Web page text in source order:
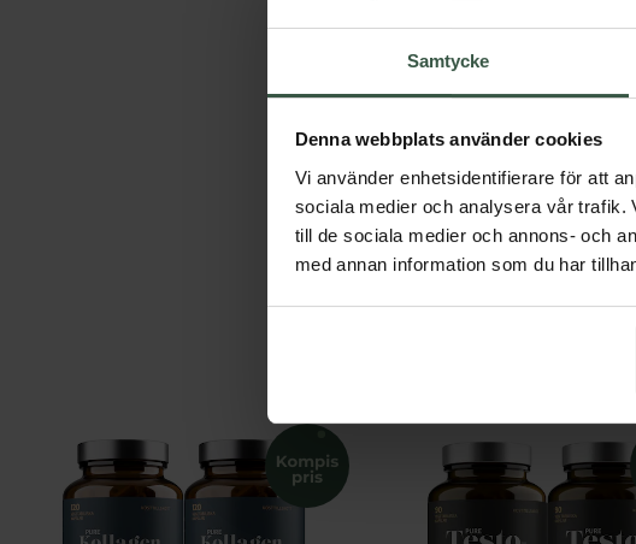
Samtycke
Denna webbplats använder cookies
Vi använder enhetsidentifierare för att
sociala medier och analysera vår trafik.
till de sociala medier och annons- och
med annan information som du har
Vegan
Ekologisk
Tillverkningsland